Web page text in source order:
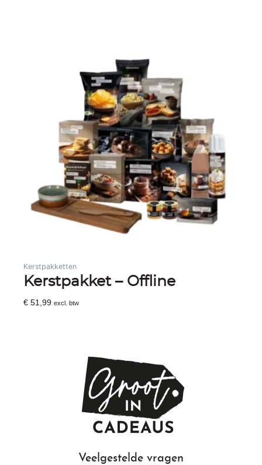
Kerstpakketten
Kerstpakket – Offline
€ 51,99 excl. btw
Veelgestelde vragen